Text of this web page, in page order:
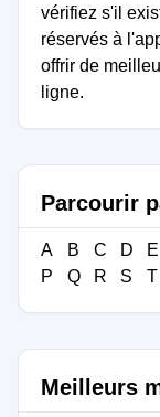
vérifiez s'il
réservés à
offrir de
ligne.
Parcourir
A B C D E
P
Q R S T
Meilleurs